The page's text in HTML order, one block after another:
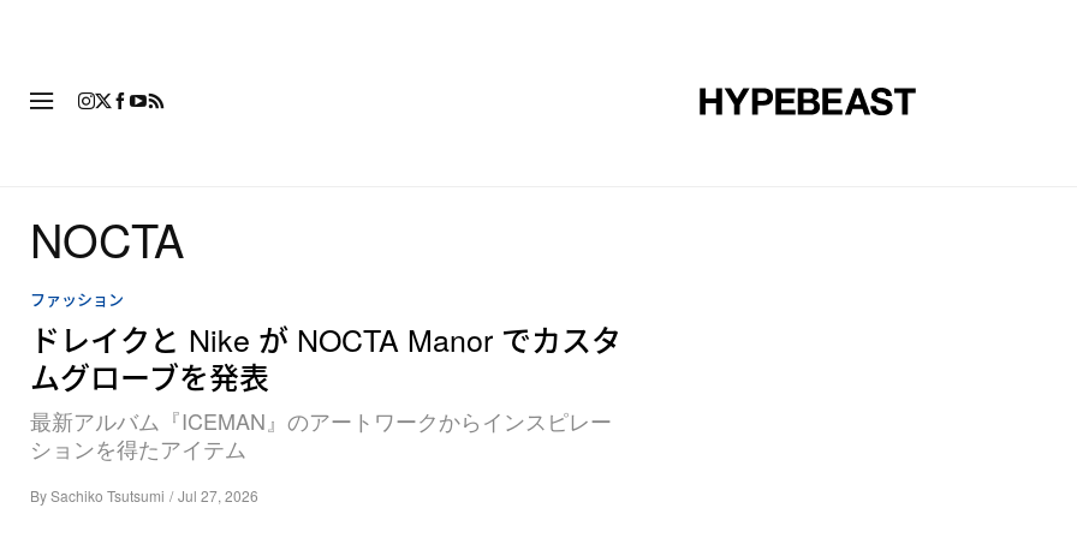
NOCTA
ファッション
ドレイクと Nike が NOCTA Manor でカスタ
ムグローブを発表
最新アルバム『ICEMAN』のアートワークからインスピレー
ションを得たアイテム
BySachiko Tsutsumi / Jul 27, 2026